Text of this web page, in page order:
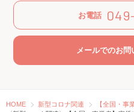
お電話
メールでのお
HOME 新型コロナ関連
【全国・事